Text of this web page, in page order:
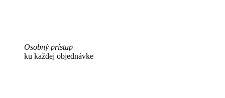
Osobný prístup
ku každej objednávke